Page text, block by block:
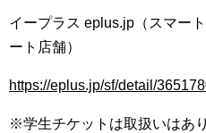
イープラス eplus.jp（スマー
ート店舗）
https://eplus.jp/sf/detail/
※学生チケットは取扱いはあ